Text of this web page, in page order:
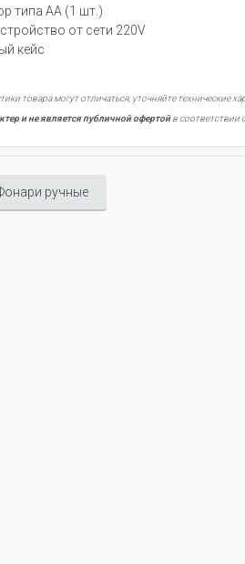
типа АА (1 шт.)
от сети 220V
кейс
товара могут отличаться, уточняйте технические
и не является публичной офертойв соответствии
ручные